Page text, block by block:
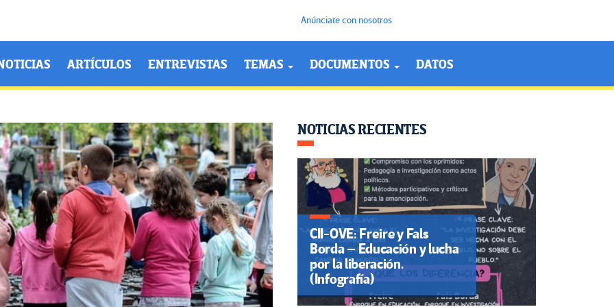
Anúnciate con nosotros
ARTÍCULOS ENTREVISTAS TEMAS DOCUMENTOS DATOS
NOTICIAS RECIENTES
CII-OVE: Freire y Fals
Borda – Educación y lucha
por la liberación.
(Infografía)